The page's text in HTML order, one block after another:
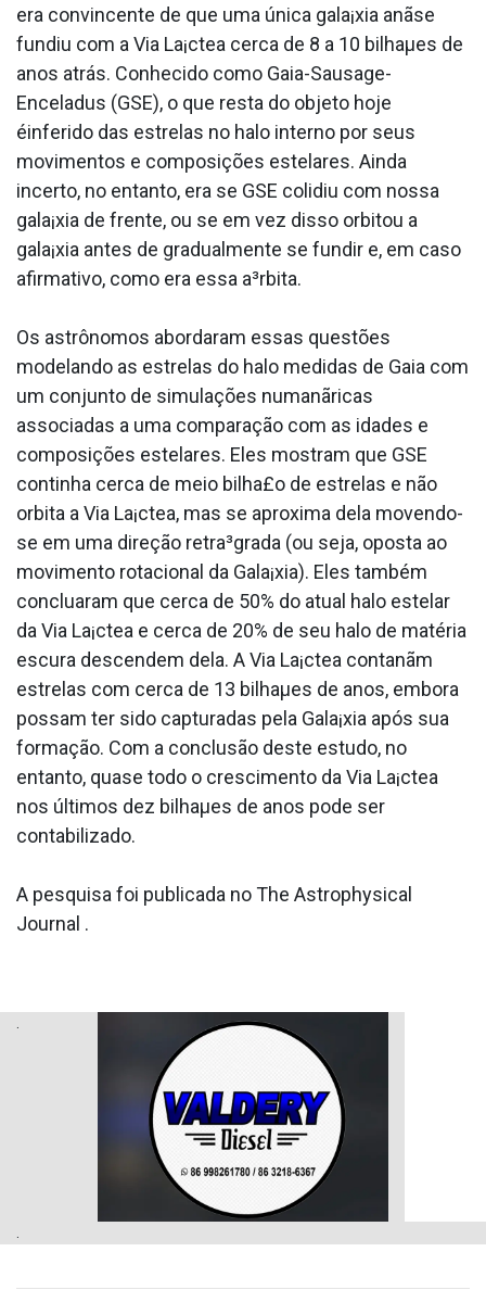
era convincente de que uma única gala¡xia anãse
fundiu com a Via La¡ctea cerca de 8 a 10 bilhaµes de
anos atrás. Conhecido como Gaia-Sausage-
Enceladus (GSE), o que resta do objeto hoje
éinferido das estrelas no halo interno por seus
movimentos e composições estelares. Ainda
incerto, no entanto, era se GSE colidiu com nossa
gala¡xia de frente, ou se em vez disso orbitou a
gala¡xia antes de gradualmente se fundir e, em caso
afirmativo, como era essa a³rbita.
Os astrônomos abordaram essas questões
modelando as estrelas do halo medidas de Gaia com
um conjunto de simulações numanãricas
associadas a uma comparação com as idades e
composições estelares. Eles mostram que GSE
continha cerca de meio bilha£o de estrelas e não
orbita a Via La¡ctea, mas se aproxima dela movendo-
se em uma direção retra³grada (ou seja, oposta ao
movimento rotacional da Gala¡xia). Eles também
conclua­ram que cerca de 50% do atual halo estelar
da Via La¡ctea e cerca de 20% de seu halo de matéria
escura descendem dela. A Via La¡ctea contanãm
estrelas com cerca de 13 bilhaµes de anos, embora
possam ter sido capturadas pela Gala¡xia após sua
formação. Com a conclusão deste estudo, no
entanto, quase todo o crescimento da Via La¡ctea
nos últimos dez bilhaµes de anos pode ser
contabilizado.
A pesquisa foi publicada no The Astrophysical
Journal .
.